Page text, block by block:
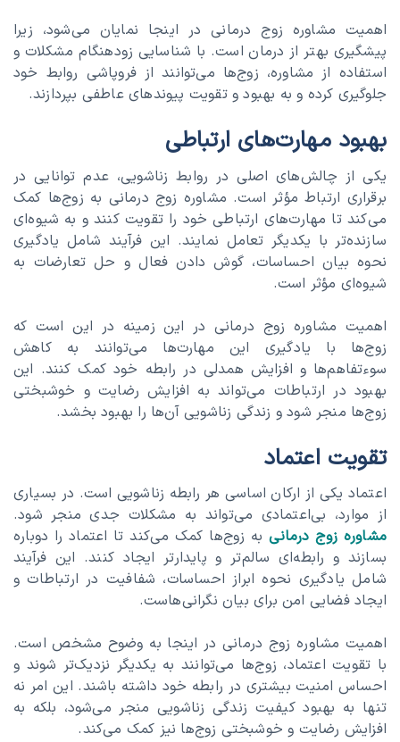
اهمیت مشاوره زوج درمانی در اینجا نمایان می‌شود، زیرا
پیشگیری بهتر از درمان است. با شناسایی زودهنگام مشکلات و
استفاده از مشاوره، زوج‌ها می‌توانند از فروپاشی روابط خود
جلوگیری کرده و به بهبود و تقویت پیوندهای عاطفی بپردازند.
بهبود مهارت‌های ارتباطی
یکی از چالش‌های اصلی در روابط زناشویی، عدم توانایی در
برقراری ارتباط مؤثر است. مشاوره زوج درمانی به زوج‌ها کمک
می‌کند تا مهارت‌های ارتباطی خود را تقویت کنند و به شیوه‌ای
سازنده‌تر با یکدیگر تعامل نمایند. این فرآیند شامل یادگیری
نحوه بیان احساسات، گوش دادن فعال و حل تعارضات به
شیوه‌ای مؤثر است.
اهمیت مشاوره زوج درمانی در این زمینه در این است که
زوج‌ها با یادگیری این مهارت‌ها می‌توانند به کاهش
سوءتفاهم‌ها و افزایش همدلی در رابطه خود کمک کنند. این
بهبود در ارتباطات می‌تواند به افزایش رضایت و خوشبختی
زوج‌ها منجر شود و زندگی زناشویی آن‌ها را بهبود بخشد.
تقویت اعتماد
اعتماد یکی از ارکان اساسی هر رابطه زناشویی است. در بسیاری
از موارد، بی‌اعتمادی می‌تواند به مشکلات جدی منجر شود.
مشاوره زوج درمانیبه زوج‌ها کمک می‌کند تا اعتماد را دوباره
بسازند و رابطه‌ای سالم‌تر و پایدارتر ایجاد کنند. این فرآیند
شامل یادگیری نحوه ابراز احساسات، شفافیت در ارتباطات و
ایجاد فضایی امن برای بیان نگرانی‌هاست.
اهمیت مشاوره زوج درمانی در اینجا به وضوح مشخص است.
با تقویت اعتماد، زوج‌ها می‌توانند به یکدیگر نزدیک‌تر شوند و
احساس امنیت بیشتری در رابطه خود داشته باشند. این امر نه
تنها به بهبود کیفیت زندگی زناشویی منجر می‌شود، بلکه به
افزایش رضایت و خوشبختی زوج‌ها نیز کمک می‌کند.